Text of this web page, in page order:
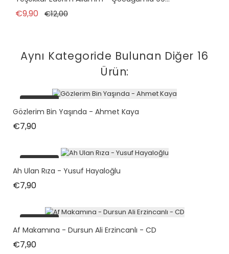
€9,90 Normal fiyat
€12,00Fiyat
Aynı Kategoride Bulunan Diğer 16
Ürün:
tükendi
Gözlerim Bin Yaşında - Ahmet Kaya
€7,90Fiyat
tükendi
Ah Ulan Rıza - Yusuf Hayaloğlu
€7,90Fiyat
tükendi
Af Makamına - Dursun Ali Erzincanlı - CD
€7,90Fiyat